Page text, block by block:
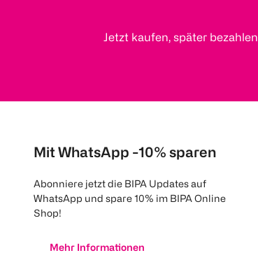
Jetzt kaufen, später bezahlen
Mit WhatsApp -10% sparen
Abonniere jetzt die BIPA Updates auf
WhatsApp und spare 10% im BIPA Online
Shop!
Mehr Informationen